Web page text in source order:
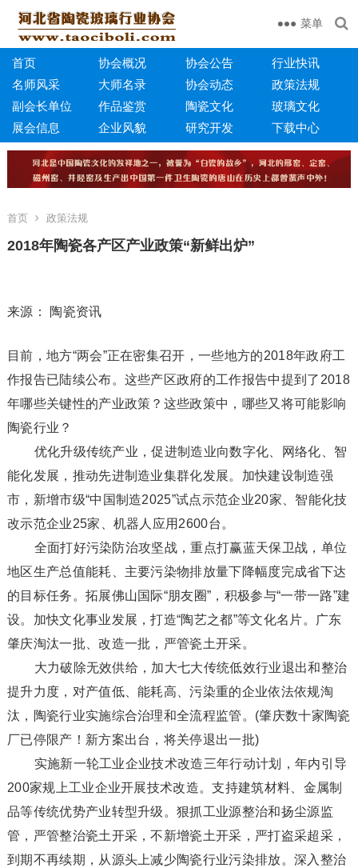
菜单
首页 协会概况 协会公告
行业快讯
名师风采
大师名录 协会动态
政策法规
副会长单位
作品鉴赏 陶瓷文化
玻璃文化
展会信息
企业风貌 研究开发 下载中心
首页 政策法规
2018年陶瓷各产区产业政策“新鲜出炉”
来源： 陶瓷资讯
目前，地方“两会”正在密集召开，一些地方的2018年政府工
作报告已陆续公布。这些产区政府的工作报告中提到了2018
年哪些关键性的产业政策？这些政策中，哪些又将可能影响
陶瓷行业？
优化升级传统产业，促进制造业向数字化、网络化、智
能化发展，推动先进制造业集群化发展。加快建设制造强
市，新增市级“中国制造2025”试点示范企业20家、智能化技
改示范企业25家、机器人应用2600台。
全面打好污染防治攻坚战，重点打赢蓝天保卫战，单位
地区生产总值能耗、主要污染物排放量下降幅度完成省下达
的目标任务。拓展佛山国际“朋友圈”，积极参与“一带一路”建
设。加快文化事业发展，打造“陶艺之都”等文化名片。广东
肇庆淘汰一批、改造一批，严管瓷土开采。
大力破除无效供给，加大七大传统低效行业退出和整治
提升力度，对产值低、能耗高、污染重的企业依法依规淘
汰，陶瓷行业实施综合治理和全流程监管。(肇庆数十家陶瓷
厂已停限产！新方案出台，将关停退出一批)
实施新一轮工业企业技术改造三年行动计划，年内引导
200家规上工业企业开展技术改造。支持建筑材料、金属制
品等传统优势产业转型升级。狠抓工业源整治和扬尘源监
管，严管整治瓷土开采，不新增瓷土开采，严打盗采超采，
到期不再续期，从源头上减少陶瓷行业污染排放。深入整治